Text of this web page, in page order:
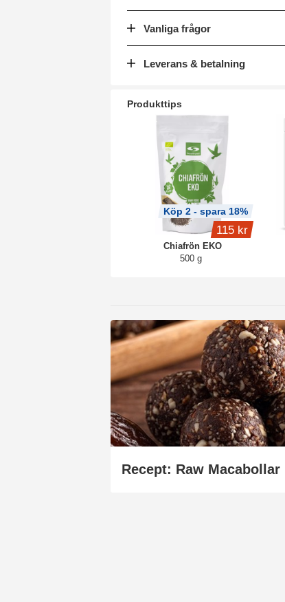
Vanliga frågor
Leverans & betalning
Produkttips
Chiafrön EKO
500 g
Köp 2 - spara 18%
115 kr
Recept: Raw Macabollar